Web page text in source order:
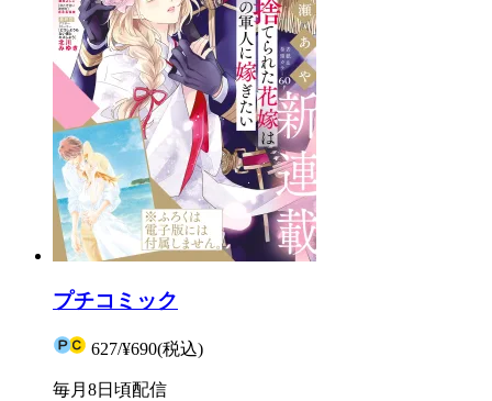
プチコミック
627/¥690(税込)
毎月8日頃配信